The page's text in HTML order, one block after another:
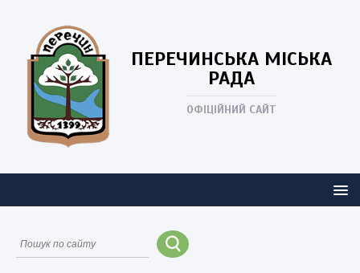
ПЕРЕЧИНСЬКА МІСЬКА
РАДА
ОФІЦІЙНИЙ САЙТ